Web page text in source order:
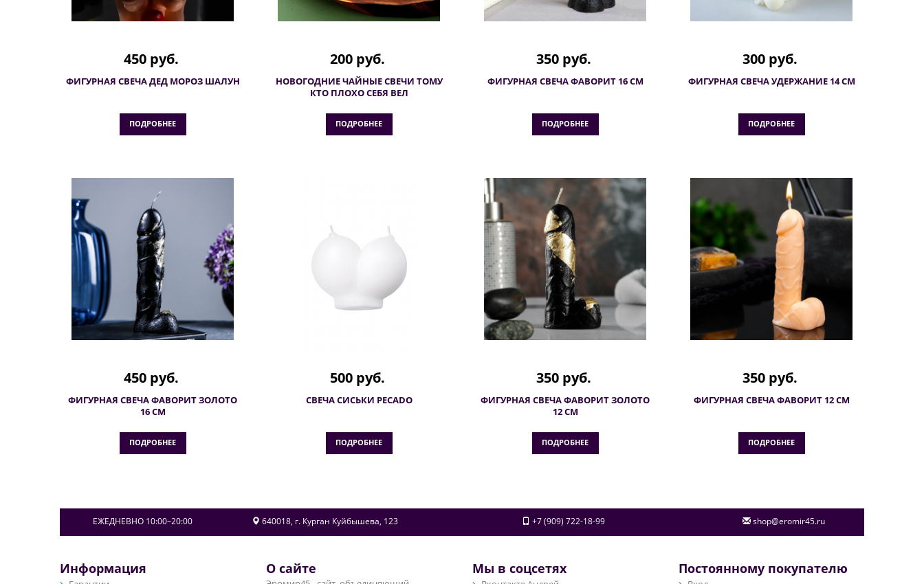
450 руб.
ФИГУРНАЯ СВЕЧА ДЕД МОРОЗ ШАЛУН
ПОДРОБНЕЕ
200 руб.
НОВОГОДНИЕ ЧАЙНЫЕ СВЕЧИ ТОМУ
КТО ПЛОХО СЕБЯ ВЕЛ
ПОДРОБНЕЕ
350 руб.
ФИГУРНАЯ СВЕЧА ФАВОРИТ 16 СМ
ПОДРОБНЕЕ
300 руб.
ФИГУРНАЯ СВЕЧА УДЕРЖАНИЕ 14 СМ
ПОДРОБНЕЕ
450 руб.
ФИГУРНАЯ СВЕЧА ФАВОРИТ ЗОЛОТО
16 СМ
ПОДРОБНЕЕ
500 руб.
СВЕЧА СИСЬКИ PECADO
ПОДРОБНЕЕ
350 руб.
ФИГУРНАЯ СВЕЧА ФАВОРИТ ЗОЛОТО
12 СМ
ПОДРОБНЕЕ
350 руб.
ФИГУРНАЯ СВЕЧА ФАВОРИТ 12 СМ
ПОДРОБНЕЕ
ЕЖЕДНЕВНО 10:00–20:00 640018, г. Курган Куйбышева, 123 +7 (909) 722-18-99 shop@eromir45.ru
Информация О сайте Мы в соцсетях Постоянному покупателю